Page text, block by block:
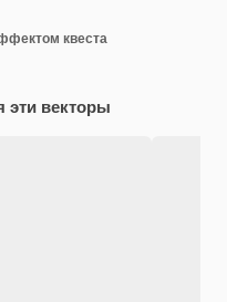
квеста
эти векторы